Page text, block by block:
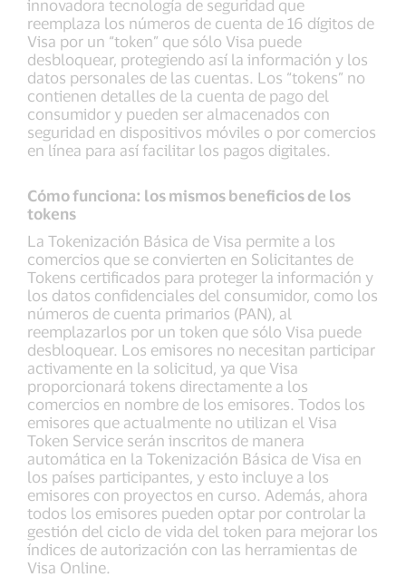
innovadora tecnología de seguridad que
reemplaza los números de cuenta de 16 dígitos de
Visa por un “token” que sólo Visa puede
desbloquear, protegiendo así la información y los
datos personales de las cuentas. Los “tokens” no
contienen detalles de la cuenta de pago del
consumidor y pueden ser almacenados con
seguridad en dispositivos móviles o por comercios
en línea para así facilitar los pagos digitales.
Cómo funciona: los mismos beneficios de los
tokens
La Tokenización Básica de Visa permite a los
comercios que se convierten en Solicitantes de
Tokens certificados para proteger la información y
los datos confidenciales del consumidor, como los
números de cuenta primarios (PAN), al
reemplazarlos por un token que sólo Visa puede
desbloquear. Los emisores no necesitan participar
activamente en la solicitud, ya que Visa
proporcionará tokens directamente a los
comercios en nombre de los emisores. Todos los
emisores que actualmente no utilizan el Visa
Token Service serán inscritos de manera
automática en la Tokenización Básica de Visa en
los países participantes, y esto incluye a los
emisores con proyectos en curso. Además, ahora
todos los emisores pueden optar por controlar la
gestión del ciclo de vida del token para mejorar los
índices de autorización con las herramientas de
Visa Online.